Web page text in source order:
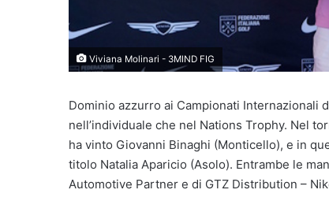
Viviana Molinari - 3MIND FIG
Dominio azzurro ai Campionati Internazionali
nell’individuale che nel Nations Trophy. Nel
ha vinto Giovanni Binaghi (Monticello), e in
titolo Natalia Aparicio (Asolo). Entrambe le
Automotive Partner e di GTZ Distribution –